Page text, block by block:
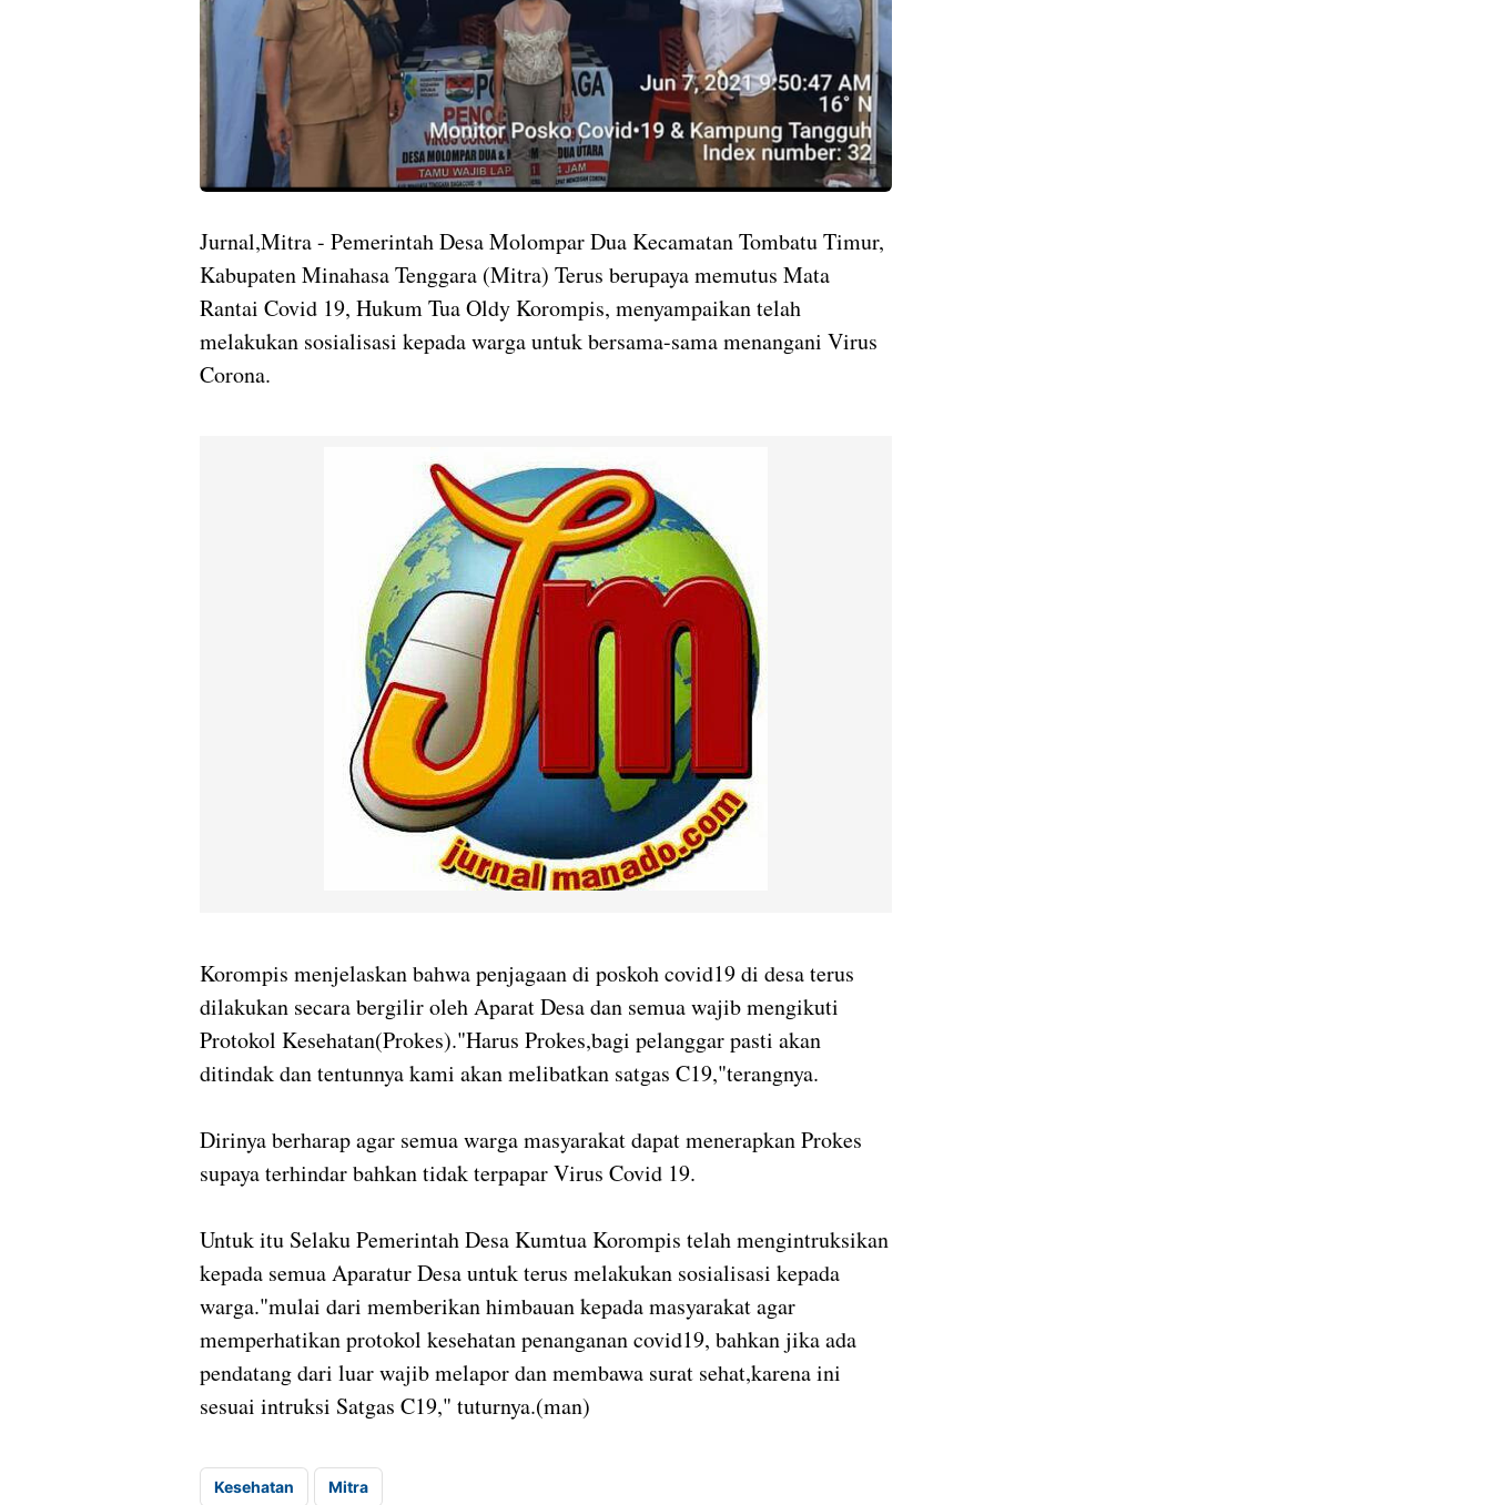
Jurnal,Mitra - Pemerintah Desa Molompar Dua Kecamatan Tombatu Timur,
Kabupaten Minahasa Tenggara (Mitra) Terus berupaya memutus Mata
Rantai Covid 19, Hukum Tua Oldy Korompis, menyampaikan telah
melakukan sosialisasi kepada warga untuk bersama-sama menangani Virus
Corona.
Korompis menjelaskan bahwa penjagaan di poskoh covid19 di desa terus
dilakukan secara bergilir oleh Aparat Desa dan semua wajib mengikuti
Protokol Kesehatan(Prokes)."Harus Prokes,bagi pelanggar pasti akan
ditindak dan tentunnya kami akan melibatkan satgas C19,"terangnya.
Dirinya berharap agar semua warga masyarakat dapat menerapkan Prokes
supaya terhindar bahkan tidak terpapar Virus Covid 19.
Untuk itu Selaku Pemerintah Desa Kumtua Korompis telah mengintruksikan
kepada semua Aparatur Desa untuk terus melakukan sosialisasi kepada
warga."mulai dari memberikan himbauan kepada masyarakat agar
memperhatikan protokol kesehatan penanganan covid19, bahkan jika ada
pendatang dari luar wajib melapor dan membawa surat sehat,karena ini
sesuai intruksi Satgas C19," tuturnya.(man)
Kesehatan Mitra